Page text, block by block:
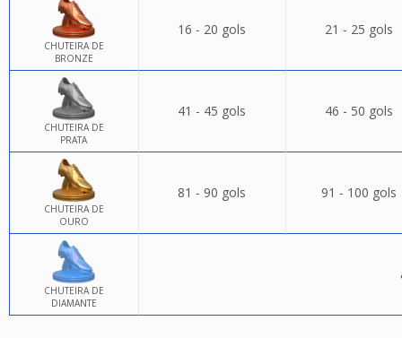
CHUTEIRA DE
BRONZE
16 - 20 gols 21 - 25 gols
CHUTEIRA DE
PRATA
41 - 45 gols 46 - 50 gols
CHUTEIRA DE
OURO
81 - 90 gols 91 - 100 gols
CHUTEIRA DE
DIAMANTE